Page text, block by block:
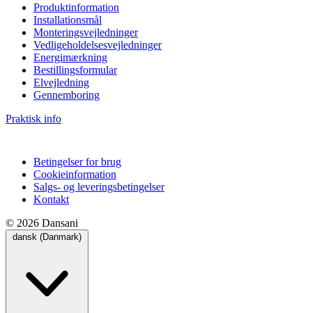
Produktinformation
Installationsmål
Monteringsvejledninger
Vedligeholdelsesvejledninger
Energimærkning
Bestillingsformular
Elvejledning
Gennemboring
Praktisk info
Betingelser for brug
Cookieinformation
Salgs- og leveringsbetingelser
Kontakt
© 2026 Dansani
dansk (Danmark)